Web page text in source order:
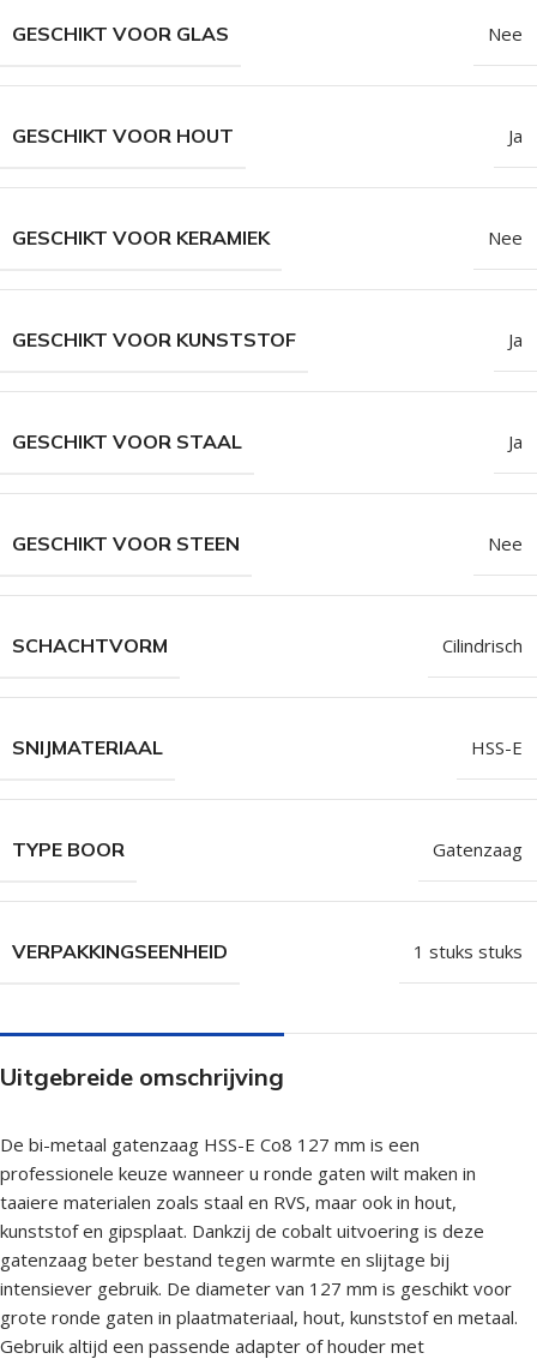
GESCHIKT VOOR GLAS Nee
GESCHIKT VOOR HOUT Ja
GESCHIKT VOOR KERAMIEK Nee
GESCHIKT VOOR KUNSTSTOF Ja
GESCHIKT VOOR STAAL Ja
GESCHIKT VOOR STEEN Nee
SCHACHTVORM Cilindrisch
SNIJMATERIAAL HSS-E
TYPE BOOR Gatenzaag
VERPAKKINGSEENHEID 1 stuks stuks
Uitgebreide omschrijving
De bi-metaal gatenzaag HSS-E Co8 127 mm is een
professionele keuze wanneer u ronde gaten wilt maken in
taaiere materialen zoals staal en RVS, maar ook in hout,
kunststof en gipsplaat. Dankzij de cobalt uitvoering is deze
gatenzaag beter bestand tegen warmte en slijtage bij
intensiever gebruik. De diameter van 127 mm is geschikt voor
grote ronde gaten in plaatmateriaal, hout, kunststof en metaal.
Gebruik altijd een passende adapter of houder met